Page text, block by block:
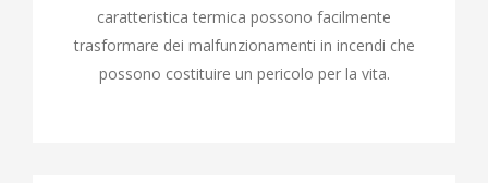
caratteristica termica possono facilmente
trasformare dei malfunzionamenti in incendi che
possono costituire un pericolo per la vita.